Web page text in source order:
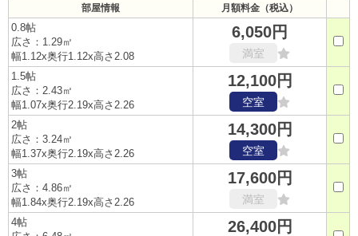
部屋情報 月額料金（税込）
0.8帖
広さ：1.29㎡
幅1.12x奥行1.12x高さ2.08
6,050円
満室
1.5帖
広さ：2.43㎡
幅1.07x奥行2.19x高さ2.26
12,100円
空室
2帖
広さ：3.24㎡
幅1.37x奥行2.19x高さ2.26
14,300円
空室
3帖
広さ：4.86㎡
幅1.84x奥行2.19x高さ2.26
17,600円
満室
4帖
26,400円